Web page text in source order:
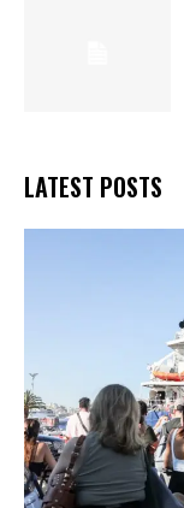
LATEST POSTS